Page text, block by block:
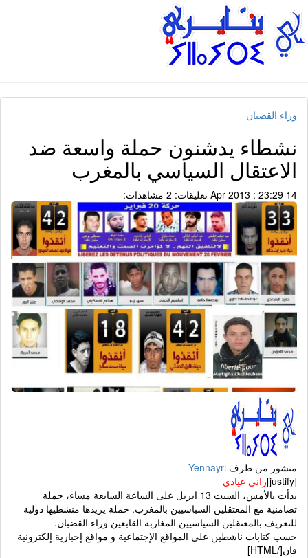
وراء القضبان
نشطاء يدشنون حملة واسعة ضد
الاعتقال السياسي بالمغرب
14 Apr 2013 : 23:29 تعليقات: 2 مشاهدات:
منشور من طرفYennayri
راني عيادي
بدأت بالأمس، السبت 13 ابريل على الساعة السابعة مساء، حملة
تضامنية مع المعتقلين السياسيين بالمغرب. حملة يريدها منشطيها دولية
للتعريف بالمعتقلين السياسيين المغاربة القابعين وراء القضبان.
حسب كتابات ناشطين على المواقع الإجتماعية و مواقع إخبارية إلكترونية
فان[/HTML]